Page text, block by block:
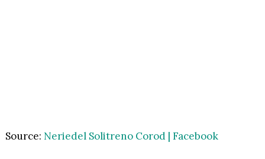
Source: Neriedel Solitreno Corod | Facebook